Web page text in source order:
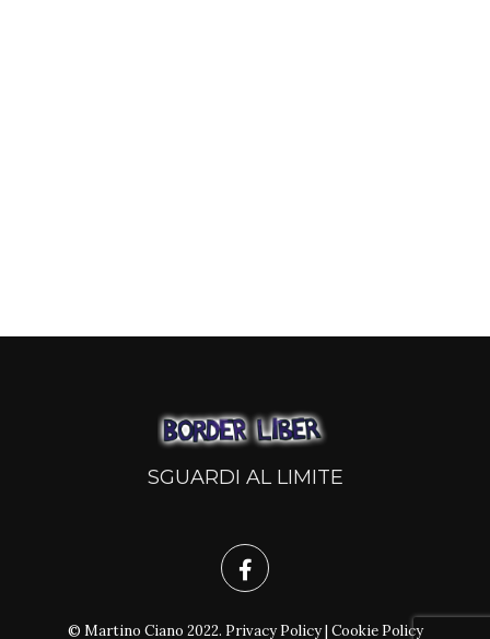
SGUARDI AL LIMITE
© Martino Ciano 2022. Privacy Policy| Cookie Policy